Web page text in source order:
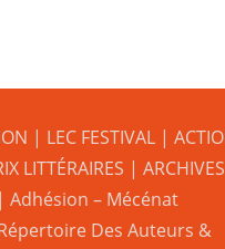
| LEC FESTIVAL|
LITTÉRAIRES | ARCHIVES
| Adhésion – Mécénat
Des Auteurs &